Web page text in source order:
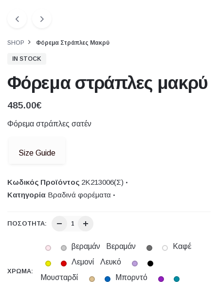
SHOP Φόρεμα Στράπλες Μακρύ
IN STOCK
Φόρεμα στράπλες μακρύ
485.00€
Φόρεμα στράπλες σατέν
Size Guide
Κωδικός Προϊόντος 2Κ213006(Σ)
Κατηγορία Βραδινά φορέματα
ΠΟΣΌΤΗΤΑ:
ΧΡΏΜΑ:
βεραμάν Βεραμάν
Καφέ
Λεμονί
Λευκό
Μουσταρδί
Μπορντό